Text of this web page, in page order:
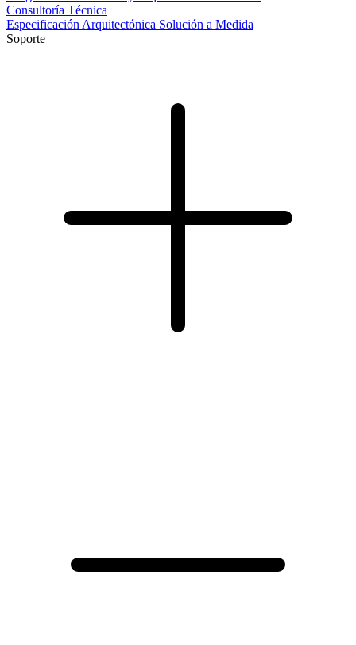
Consultoría Técnica
Especificación Arquitectónica Solución a Medida
Soporte